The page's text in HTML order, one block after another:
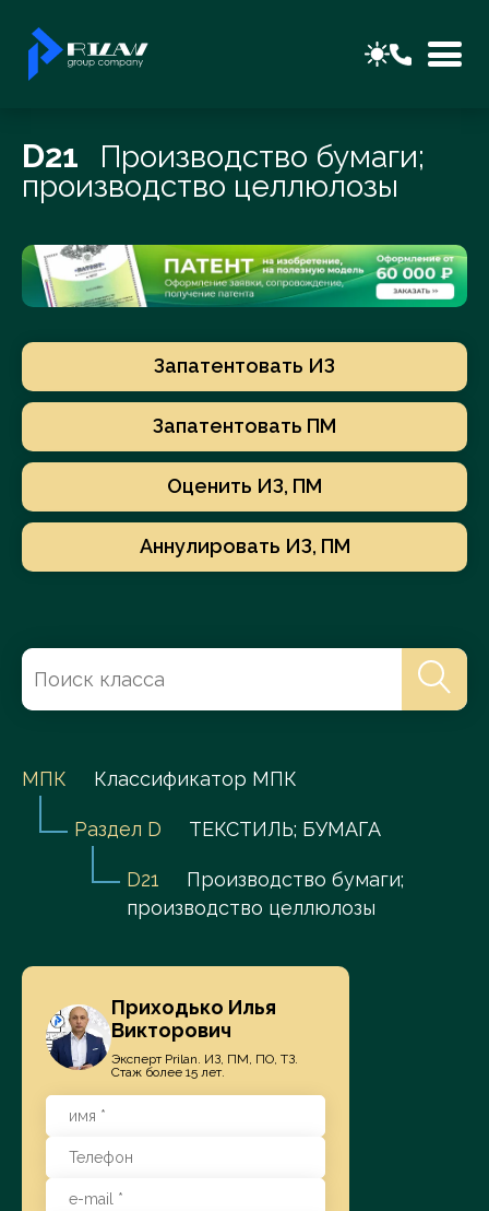
D21
Производство бумаги;
производство целлюлозы
Запатентовать ИЗ
Запатентовать ПМ
Оценить ИЗ, ПМ
Аннулировать ИЗ, ПМ
МПК Классификатор МПК
Раздел D ТЕКСТИЛЬ; БУМАГА
D21
Производство бумаги;
производство целлюлозы
Приходько Илья
Викторович
Эксперт Prilan. ИЗ, ПМ, ПО, ТЗ.
Стаж более 15 лет.